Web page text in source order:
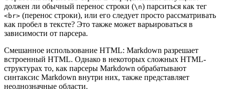
должен ли обычный перенос строки (\n) парситься как тег
<br> (перенос строки), или его следует просто рассматривать
как пробел в тексте? Это также может варьироваться в
зависимости от парсера.
Смешанное использование HTML: Markdown разрешает
встроенный HTML. Однако в некоторых сложных HTML-
структурах то, как парсеры Markdown обрабатывают
синтаксис Markdown внутри них, также представляет
неоднозначные области.